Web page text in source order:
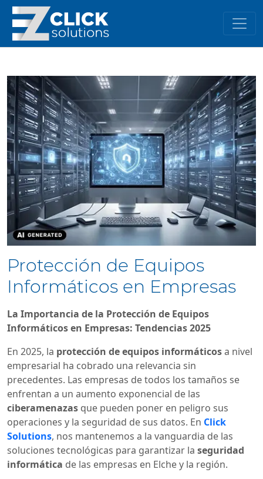
Protección de Equipos
Informáticos en Empresas
La Importancia de la Protección de Equipos
Informáticos en Empresas: Tendencias 2025
En 2025, la protección de equipos informáticosa nivel
empresarial ha cobrado una relevancia sin
precedentes. Las empresas de todos los tamaños se
enfrentan a un aumento exponencial de las
ciberamenazas que pueden poner en peligro sus
operaciones y la seguridad de sus datos. En Click
Solutions, nos mantenemos a la vanguardia de las
soluciones tecnológicas para garantizar la seguridad
informática de las empresas en Elche y la región.